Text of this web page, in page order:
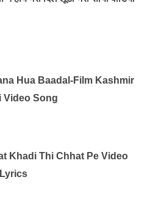
Hua Baadal-Film Kashmir
Video Song
Khadi Thi Chhat Pe Video